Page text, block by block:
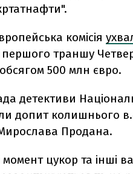
комісія
першого траншу
500 млн євро.
детективи
допит колишнього
Продана.
цукор та інші